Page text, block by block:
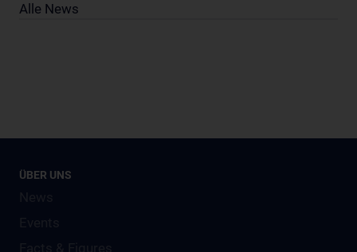
Alle News
ÜBER UNS